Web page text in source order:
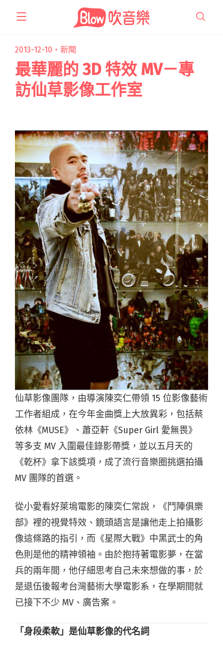
2013-12-10・ 新聞
最華麗的 3D 特效 MV－專
訪仙草影像工作室
仙草影像團隊，由導演陳奕仁帶領 15 位影像藝術
工作者組成，在今年金曲獎上大放異彩，包括蔡
依林《MUSE》、蕭亞軒《Super Girl 愛無畏》
等多支 MV 入圍最佳錄影帶獎，並以五月天的
《乾杯》拿下該獎項，成了流行音樂圈挑選拍攝
MV 團隊的首選。
從小愛看好萊塢電影的陳奕仁常說，《鬥陣俱樂
部》裡的視覺特效、鏡頭語言是讓他走上拍攝影
像這條路的指引，而《星際大戰》中黑武士的角
色則是他的精神領袖。由於抱持著電影夢，在當
兵的兩年間，他仔細思考自己未來想做的事，於
是退伍後報考台灣藝術大學電影系，在學期間就
已接下不少 MV、廣告案。
「身段柔軟」是仙草影像的代名詞